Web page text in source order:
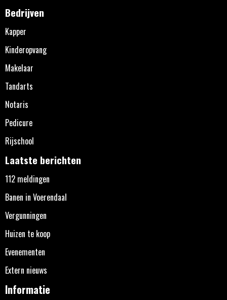
Bedrijven
Kapper
Kinderopvang
Makelaar
Tandarts
Notaris
Pedicure
Rijschool
Laatste berichten
112 meldingen
Banen in Voerendaal
Vergunningen
Huizen te koop
Evenementen
Extern nieuws
Informatie